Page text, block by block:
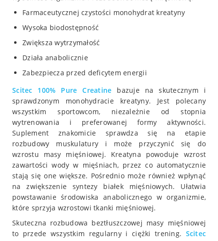
Farmaceutycznej czystości monohydrat kreatyny
Wysoka biodostępność
Zwiększa wytrzymałość
Działa anabolicznie
Zabezpiecza przed deficytem energii
Scitec 100% Pure Creatine bazuje na skutecznym i
sprawdzonym monohydracie kreatyny. Jest polecany
wszystkim sportowcom, niezależnie od stopnia
wytrenowania i preferowanej formy aktywności.
Suplement znakomicie sprawdza się na etapie
rozbudowy muskulatury i może przyczynić się do
wzrostu masy mięśniowej. Kreatyna powoduje wzrost
zawartości wody w mięśniach, przez co automatycznie
stają się one większe. Pośrednio może również wpłynąć
na zwiększenie syntezy białek mięśniowych. Ułatwia
powstawanie środowiska anabolicznego w organizmie,
które sprzyja wzrostowi tkanki mięśniowej.
Skuteczna rozbudowa beztłuszczowej masy mięśniowej
to przede wszystkim regularny i ciężki trening. Scitec